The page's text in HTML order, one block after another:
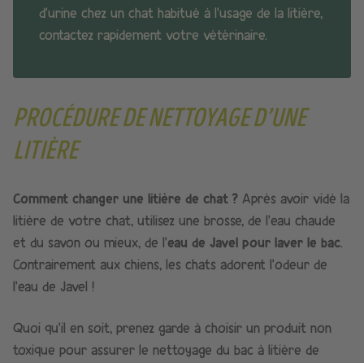
d’urine chez un chat habitué à l’usage de la litière,
contactez rapidement votre vétérinaire.
PROCÉDURE DE NETTOYAGE D’UNE
LITIÈRE
Comment changer une litière de chat ? Après avoir vidé la
litière de votre chat, utilisez une brosse, de l’eau chaude
et du savon ou mieux, de l’eau de Javel pour laver le bac.
Contrairement aux chiens, les chats adorent l’odeur de
l’eau de Javel !
Quoi qu’il en soit, prenez garde à choisir un produit non
toxique pour assurer le nettoyage du bac à litière de